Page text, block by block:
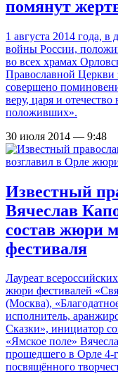
помянут
1 августа 2014 года, в
войны России,
во всех храмах
Православной Церкви
совершено
веру, царя и
положивших».
30 июля 2014 — 9:48
Известный
Вячеслав
состав жюри
фестиваля
Лауреат
жюри фестивалей
(Москва),
исполнитель,
Сказки», инициатор
«Ямское поле»
прошедшего в Орле 4-
посвящённого